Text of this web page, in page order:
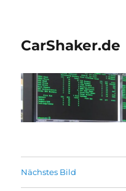
CarShaker.de
Nächstes Bild